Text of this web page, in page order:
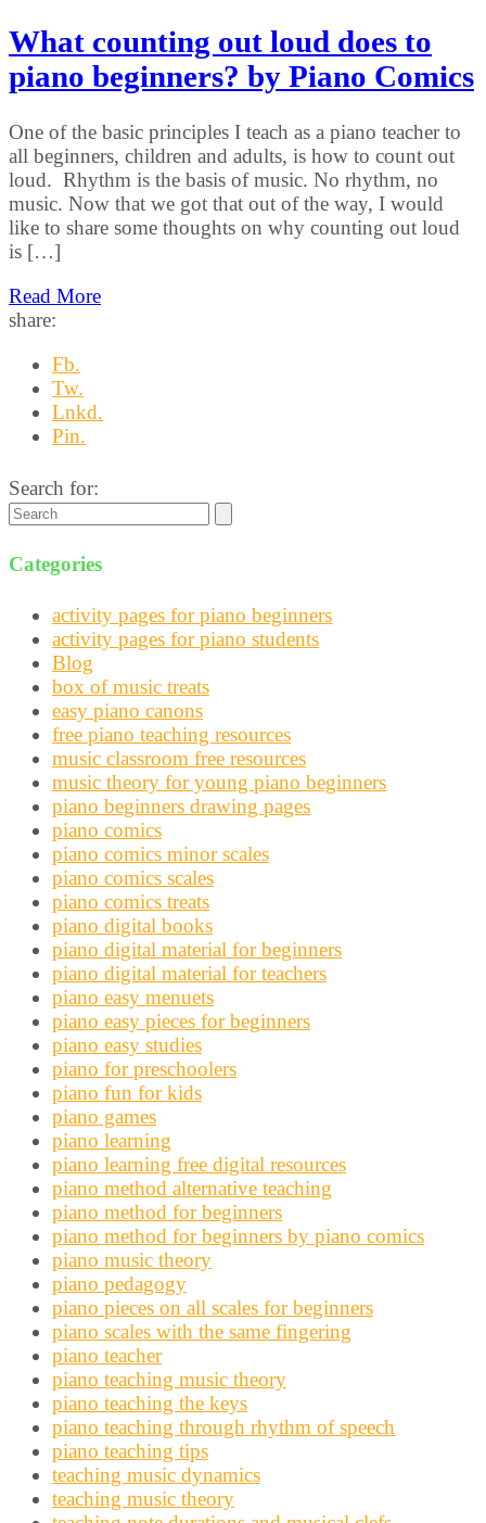
What counting out loud does to
piano beginners? by Piano Comics
One of the basic principles I teach as a piano teacher to
all beginners, children and adults, is how to count out
loud. Rhythm is the basis of music. No rhythm, no
music. Now that we got that out of the way, I would
like to share some thoughts on why counting out loud
is […]
Read More
share:
Fb.
Tw.
Lnkd.
Pin.
Search for:
Categories
activity pages for piano beginners
activity pages for piano students
Blog
box of music treats
easy piano canons
free piano teaching resources
music classroom free resources
music theory for young piano beginners
piano beginners drawing pages
piano comics
piano comics minor scales
piano comics scales
piano comics treats
piano digital books
piano digital material for beginners
piano digital material for teachers
piano easy menuets
piano easy pieces for beginners
piano easy studies
piano for preschoolers
piano fun for kids
piano games
piano learning
piano learning free digital resources
piano method alternative teaching
piano method for beginners
piano method for beginners by piano comics
piano music theory
piano pedagogy
piano pieces on all scales for beginners
piano scales with the same fingering
piano teacher
piano teaching music theory
piano teaching the keys
piano teaching through rhythm of speech
piano teaching tips
teaching music dynamics
teaching music theory